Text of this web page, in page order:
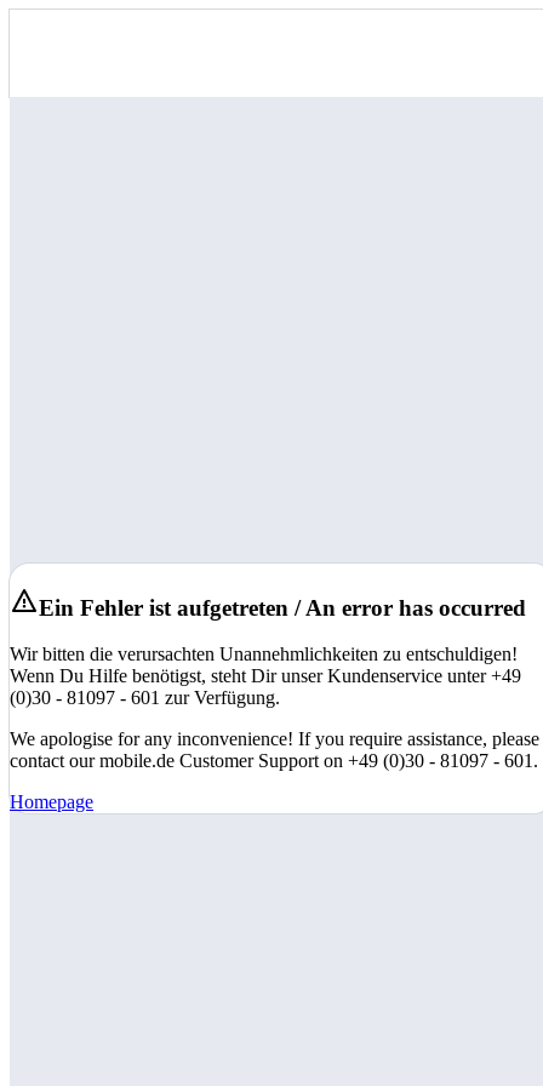
Ein Fehler ist aufgetreten / An error has occurred
Wir bitten die verursachten Unannehmlichkeiten zu entschuldigen!
Wenn Du Hilfe benötigst, steht Dir unser Kundenservice unter +49
(0)30 - 81097 - 601 zur Verfügung.
We apologise for any inconvenience! If you require assistance, please
contact our mobile.de Customer Support on +49 (0)30 - 81097 - 601.
Homepage